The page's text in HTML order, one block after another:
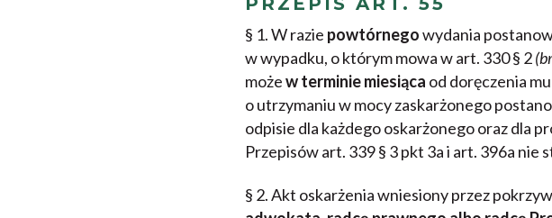
§ 1. W razie powtórnegowydania
w wypadku, o którym mowa w art. 330 § 2
możew terminie miesiąca od doręczenia
o utrzymaniu w mocy zaskarżonego
odpisie dla każdego oskarżonego oraz dla
Przepisów art. 339 § 3 pkt 3a i art. 396a nie
§ 2. Akt oskarżenia wniesiony przez